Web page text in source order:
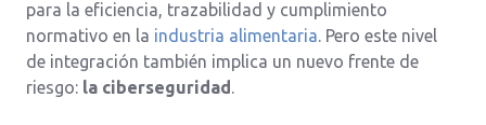
para la eficiencia, trazabilidad y cumplimiento
normativo en la industria alimentaria. Pero este nivel
de integración también implica un nuevo frente de
riesgo: la ciberseguridad.